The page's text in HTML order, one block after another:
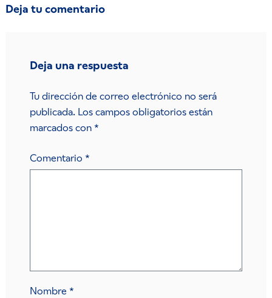
Deja tu comentario
Deja una respuesta
Tu dirección de correo electrónico no será
publicada. Los campos obligatorios están
marcados con *
Comentario *
Nombre *